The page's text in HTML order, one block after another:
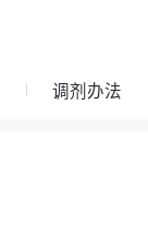
调剂办法